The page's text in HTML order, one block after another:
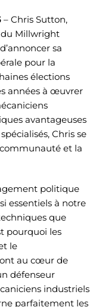
– Chris Sutton,
Millwright
sa
pour la
élections
années à œuvrer
avantageuses
Chris se
et la
politique
essentiels à notre
que
pourquoi les
le
au cœur de
défenseur
industriels
parfaitement les